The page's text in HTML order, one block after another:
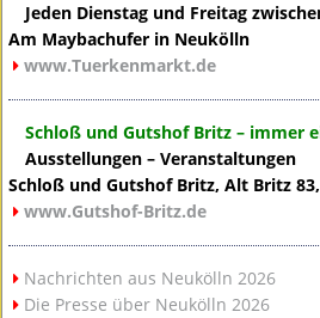
Jeden Dienstag und Freitag
Am Maybachufer in Neukölln
www.Tuerkenmarkt.de
Schloß und Gutshof Britz – immer
Ausstellungen – Veranstaltungen
Schloß und Gutshof Britz, Alt Britz
www.Gutshof-Britz.de
Nachrichten aus Neukölln 2026
Die Presse über Neukölln 2026